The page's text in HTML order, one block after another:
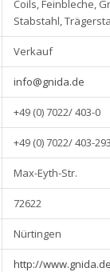
Coils, Feinbleche,
Stabstahl,
Verkauf
info@gnida.de
+49 (0) 7022/ 403-0
+49 (0) 7022/ 403-293
Max-Eyth-Str.
72622
Nürtingen
http://www.gnida.de